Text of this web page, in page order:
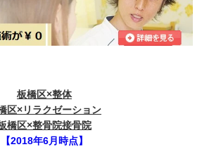
板橋区×整体
区×リラクゼーション
橋区×整骨院接骨院
【2018年6月時点】